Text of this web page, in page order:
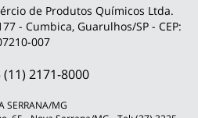
de Produtos Químicos Ltda.
- Cumbica, Guarulhos/SP - CEP:
007
(11) 2171-8000
SERRANA/MG